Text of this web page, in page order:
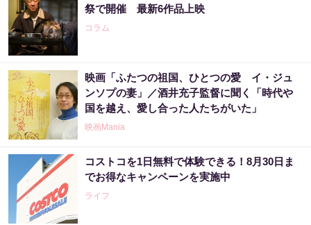
祭で開催 最新6作品上映
コラム
映画「ふたつの祖国、ひとつの愛 イ・ジュ
ンソプの妻」／酒井充子監督に聞く「時代や
国を越え、愛し合った人たちがいた」
映画Mania
コストコを1日無料で体験できる！8月30日ま
でお得なキャンペーンを実施中
ライフ